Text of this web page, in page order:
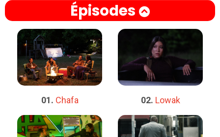
Épisodes
01. Chafa 02. Lowak